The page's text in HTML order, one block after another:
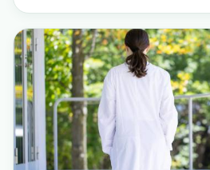
施設の皆さまは少なくないかもしれ
も多く受け入れたい、でも現場の負
い。このジレンマを解決する上で、
「Googleマップ」を入り口にした予
は、クリニックや小規模な病院、訪
施設などで、患者さんの受け入れや
ている方々に向けて、Googleマップ
をスムーズにするための具体的な方